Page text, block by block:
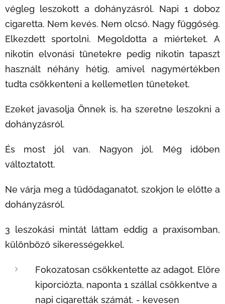
végleg leszokott a dohányzásról. Napi 1 doboz
cigaretta. Nem kevés. Nem olcsó. Nagy függőség.
Elkezdett sportolni. Megoldotta a miérteket. A
nikotin elvonási tünetekre pedig nikotin tapaszt
használt néhány hétig, amivel nagymértékben
tudta csökkenteni a kellemetlen tüneteket.
Ezeket javasolja Önnek is, ha szeretne leszokni a
dohányzásról.
És most jól van. Nagyon jól. Még időben
változtatott.
Ne várja meg a tüdődaganatot, szokjon le előtte a
dohányzásról.
3 leszokási mintát láttam eddig a praxisomban,
különböző sikerességekkel.
Fokozatosan csökkentette az adagot. Előre
kiporciózta, naponta 1 szállal csökkentve a
napi cigaretták számát. - kevesen